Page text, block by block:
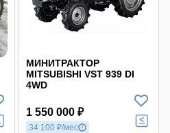
МИНИТРАКТОР
MITSUBISHI VST 939 DI
4WD
1 550 000 ₽
34 100 ₽/мес